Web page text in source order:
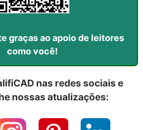
graças ao apoio de leitores
como você!
nas redes sociais e
nossas atualizações: